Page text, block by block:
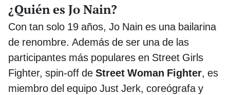
¿Quién es Jo Nain?
Con tan solo 19 años, Jo Nain es una bailarina
de renombre. Además de ser una de las
participantes más populares en Street Girls
Fighter, spin-off de Street Woman Fighter, es
miembro del equipo Just Jerk, coreógrafa y